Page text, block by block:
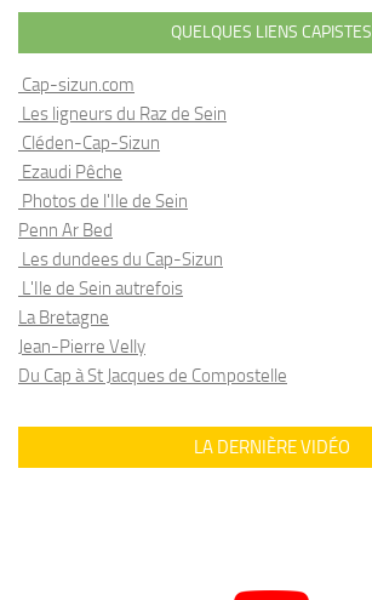
QUELQUES LIENS CAPISTES
Cap-sizun.com
Les ligneurs du Raz de Sein
Cléden-Cap-Sizun
Ezaudi Pêche
Photos de l'Ile de Sein
Penn Ar Bed
Les dundees du Cap-Sizun
L'Ile de Sein autrefois
La Bretagne
Jean-Pierre Velly
Du Cap à St Jacques de Compostelle
LA DERNIÈRE VIDÉO